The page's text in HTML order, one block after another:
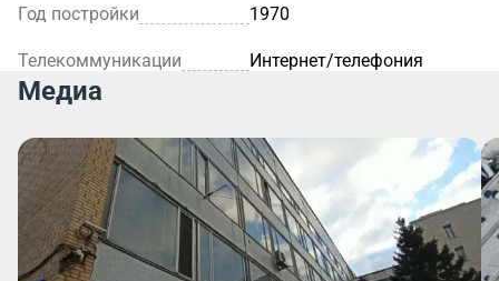
Год постройки 1970
Телекоммуникации Интернет/телефония
Медиа